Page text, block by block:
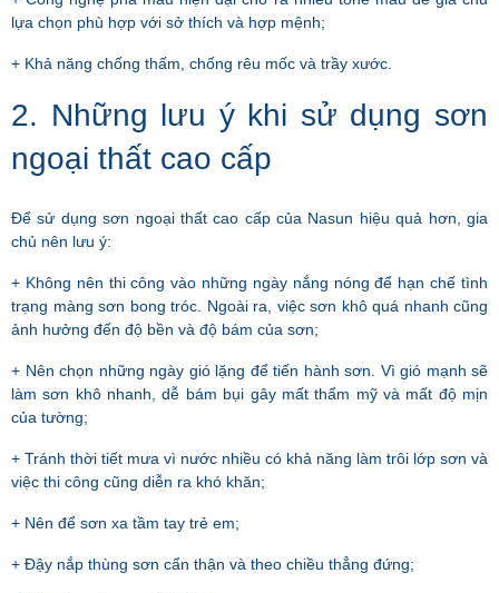
lựa chọn phù hợp với sở thích và hợp mệnh;
+ Khả năng chống thấm, chống rêu mốc và trầy xước.
2. Những lưu ý khi sử dụng sơn
ngoại thất cao cấp
Để sử dụng sơn ngoại thất cao cấp của Nasun hiệu quả hơn, gia
chủ nên lưu ý:
+ Không nên thi công vào những ngày nắng nóng để hạn chế tình
trạng màng sơn bong tróc. Ngoài ra, việc sơn khô quá nhanh cũng
ảnh hưởng đến độ bền và độ bám của sơn;
+ Nên chọn những ngày gió lặng để tiến hành sơn. Vì gió mạnh sẽ
làm sơn khô nhanh, dễ bám bụi gây mất thẩm mỹ và mất độ mịn
của tường;
+ Tránh thời tiết mưa vì nước nhiều có khả năng làm trôi lớp sơn và
việc thi công cũng diễn ra khó khăn;
+ Nên để sơn xa tầm tay trẻ em;
+ Đậy nắp thùng sơn cẩn thận và theo chiều thẳng đứng;